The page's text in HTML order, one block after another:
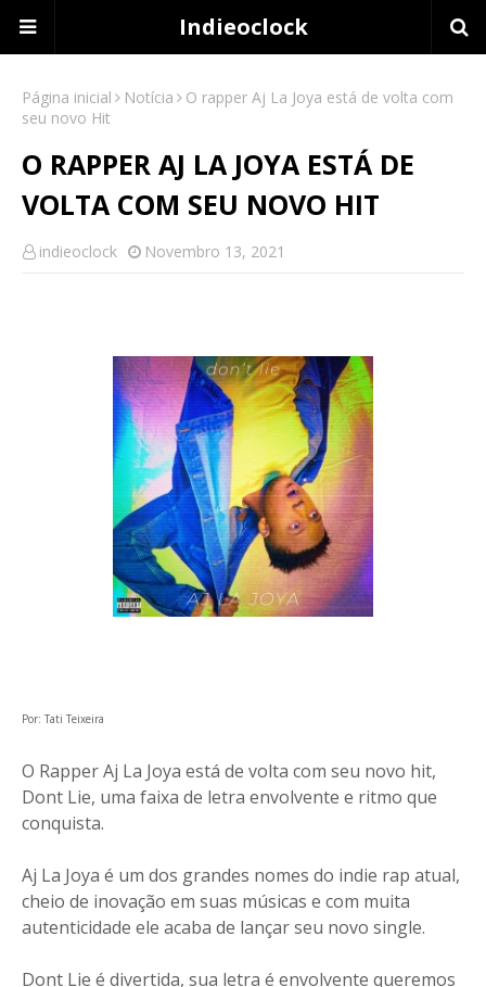
Indieoclock
Página inicial Notícia
O rapper Aj La Joya está de volta com
seu novo Hit
O RAPPER AJ LA JOYA ESTÁ DE
VOLTA COM SEU NOVO HIT
indieoclock Novembro 13, 2021
Por: Tati Teixeira
O Rapper Aj La Joya está de volta com seu novo hit,
Dont Lie, uma faixa de letra envolvente e ritmo que
conquista.
Aj La Joya é um dos grandes nomes do indie rap atual,
cheio de inovação em suas músicas e com muita
autenticidade ele acaba de lançar seu novo single.
Dont Lie é divertida, sua letra é envolvente queremos